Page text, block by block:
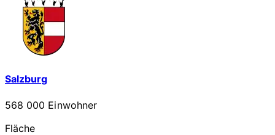
Salzburg
568 000 Einwohner
Fläche